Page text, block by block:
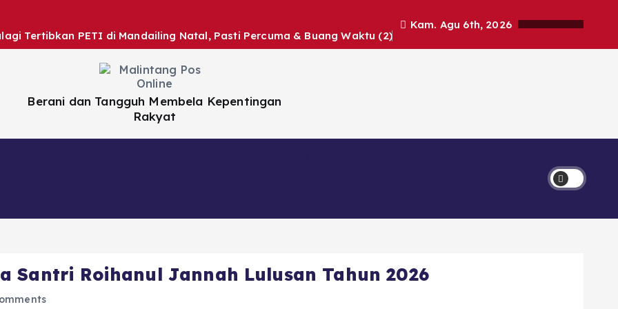
Tertibkan PETI di Mandailing Natal, Pasti Percuma & Buang Waktu (2)
Kam. Agu 6th, 2026
Berani dan Tangguh Membela Kepentingan
Rakyat
Santri Roihanul Jannah Lulusan Tahun 2026